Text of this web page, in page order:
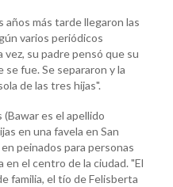
años más tarde llegaron las
varios periódicos
vez, su padre pensó que su
se fue. Se separaron y la
de las tres hijas".
es el apellido
en una favela en San
peinados para personas
en el centro de la ciudad. "El
familia, el tío de Felisberta